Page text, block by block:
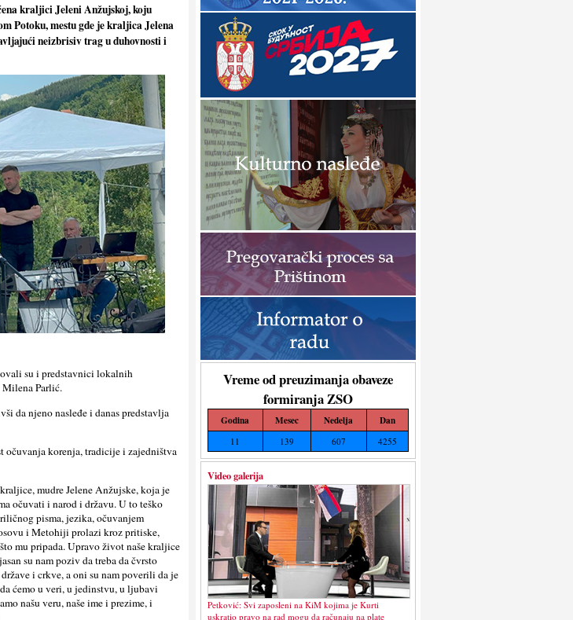
Vreme od preuzimanja obaveze
formiranja ZSO
Godina Mesec Nedelja Dan
11 139 607 4255
Video galerija
Petković: Svi zaposleni na KiM kojima je Kurti
uskratio pravo na rad mogu da računaju na plate
kraljici Jeleni Anžujskoj, koju
Potoku, mestu gde je kraljica Jelena
neizbrisiv trag u duhovnosti i
su i predstavnici lokalnih
Parlić.
da njeno nasleđe i danas predstavlja
očuvanja korenja, tradicije i zajedništva
mudre Jelene Anžujske, koja je
očuvati i narod i državu. U to teško
pisma, jezika, očuvanjem
i Metohiji prolazi kroz pritiske,
mu pripada. Upravo život naše kraljice
su nam poziv da treba da čvrsto
i crkve, a oni su nam poverili da je
ćemo u veri, u jedinstvu, u ljubavi
našu veru, naše ime i prezime, i